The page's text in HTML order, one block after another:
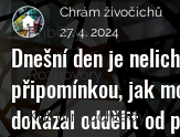
Příběhy
Rozhovory
Kulturní pohledy
Dnešní den je
připomínkou, jak
dokázal oddělit od
Chrám živočichů
27. 4. 2024